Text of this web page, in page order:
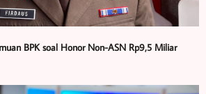
BPK soal Honor Non-ASN Rp9,5 Miliar